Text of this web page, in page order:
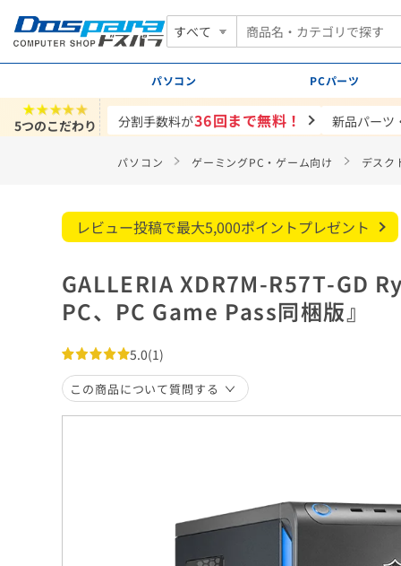
すべて
パソコン PCパーツ
★★★★★
5つのこだわり
分割手数料が36回まで無料！ 新品パーツ
パソコン ゲーミングPC・ゲーム向け デスク
レビュー投稿で最大5,000ポイントプレゼント
GALLERIA XDR7M-R57T-GD
PC、PC Game Pass同梱版』
5.0(1)
この商品について質問する